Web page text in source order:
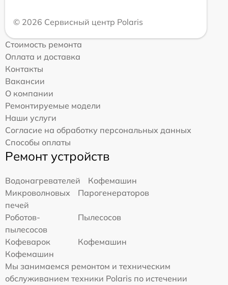
© 2026 Сервисный центр Polaris
Стоимость ремонта
Оплата и доставка
Контакты
Вакансии
О компании
Ремонтируемые модели
Наши услуги
Согласие на обработку персональных данных
Способы оплаты
Ремонт устройств
Водонагревателей
Кофемашин
Микроволновых
печей
Парогенераторов
Роботов-
пылесосов
Пылесосов
Кофеварок
Кофемашин
Кофемашин
Мы занимаемся ремонтом и техническим
обслуживанием техники Polaris по истечении